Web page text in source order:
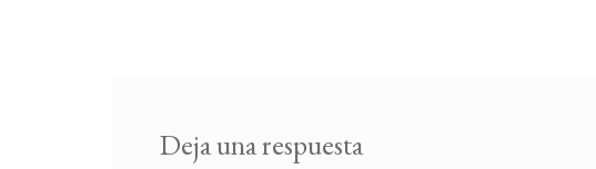
Deja una respuesta